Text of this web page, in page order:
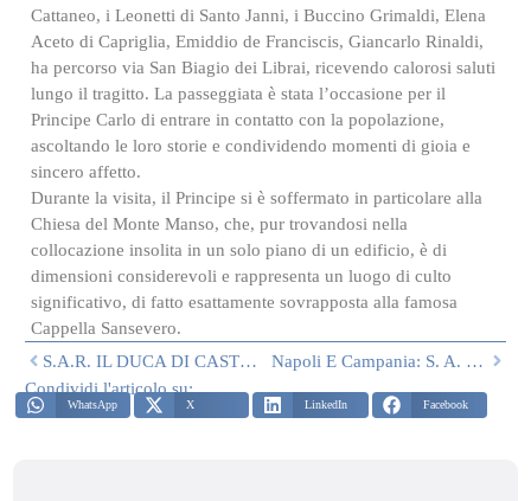
Cattaneo, i Leonetti di Santo Janni, i Buccino Grimaldi, Elena
Aceto di Capriglia, Emiddio de Franciscis, Giancarlo Rinaldi,
ha percorso via San Biagio dei Librai, ricevendo calorosi saluti
lungo il tragitto. La passeggiata è stata l’occasione per il
Principe Carlo di entrare in contatto con la popolazione,
ascoltando le loro storie e condividendo momenti di gioia e
sincero affetto.
Durante la visita, il Principe si è soffermato in particolare alla
Chiesa del Monte Manso, che, pur trovandosi nella
collocazione insolita in un solo piano di un edificio, è di
dimensioni considerevoli e rappresenta un luogo di culto
significativo, di fatto esattamente sovrapposta alla famosa
Cappella Sansevero.
S.A.R. IL DUCA DI CASTRO SCENDE IN CAMPO A FIANCO DEL PRESIDENTE DEL NAPOLI DE LAURENTIIS
Napoli E Campania: S. A. R. Il Principe Carlo Di Borbone Delle Due Sicilie In Visita All’Archivio Di Stato
Condividi l'articolo su:
WhatsApp X LinkedIn Facebook